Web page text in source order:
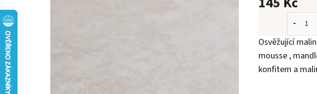
Osvěžující
mousse ,
konfitem a